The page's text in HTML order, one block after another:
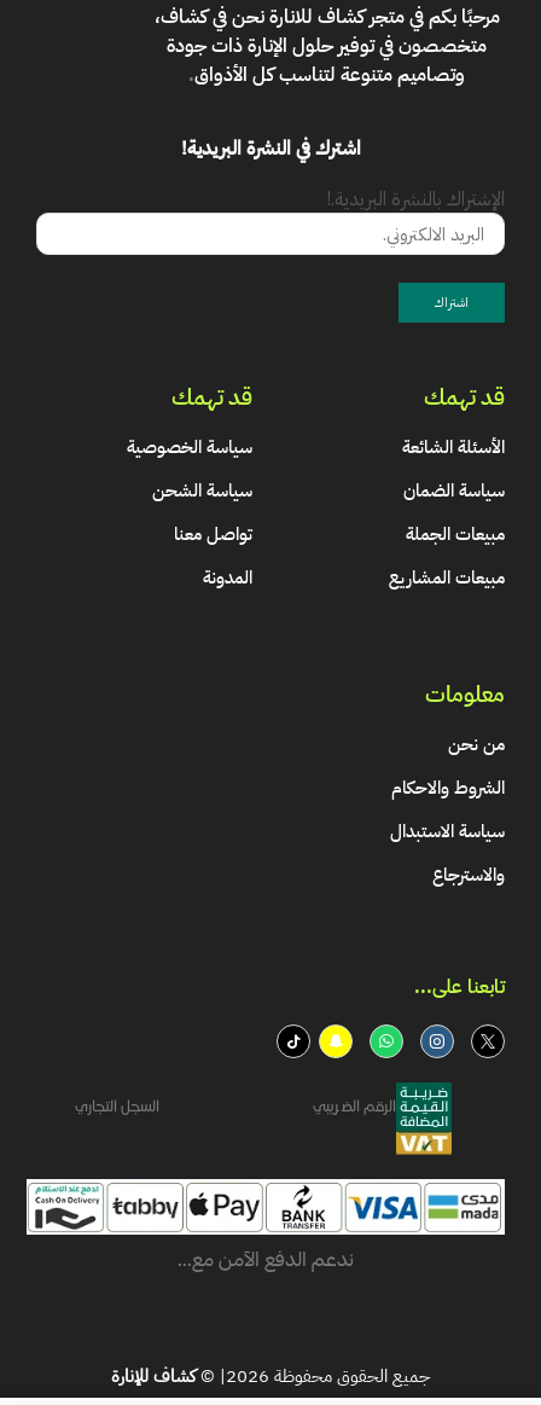
مرحبًا بكم فيمتجر كشاف للانارةنحن في كشاف،
متخصصون في توفير حلول الإنارة ذات جودة
وتصاميم متنوعة لتناسب كل الأذواق.
اشترك في النشرة البريدية!
الإشتراك بالنشرة البريدية.!
قد تهمك
الأسئلة الشائعة
سياسة الضمان
مبيعات الجملة
مبيعات المشاريع
قد تهمك
سياسة الخصوصية
سياسة الشحن
تواصل معنا
المدونة
معلومات
من نحن
الشروط والاحكام
سياسة الاستبدال
والاسترجاع
تابعنا على...​
الرقم الضريبي السجل التجاري
ندعم الدفع الآمن مع...
جميع الحقوق محفوظة 2026| © كشاف للإنارة